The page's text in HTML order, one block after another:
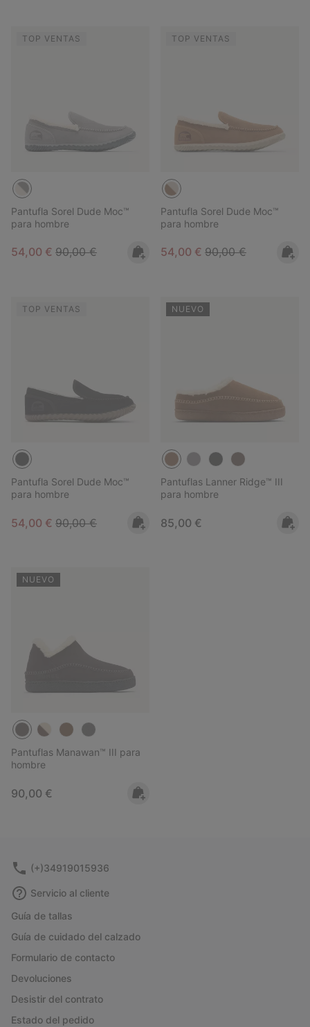
TOP VENTAS
Pantufla Sorel Dude Moc™
para hombre
Sale price:
54,00 € Regular price:
90,00 €
TOP VENTAS
Pantufla Sorel Dude Moc™
para hombre
Sale price:
54,00 € Regular price:
90,00 €
TOP VENTAS
Pantufla Sorel Dude Moc™
para hombre
Sale price:
54,00 € Regular price:
90,00 €
NUEVO
Pantuflas Lanner Ridge™ III
para hombre
Regular price:
85,00 €
NUEVO
Pantuflas Manawan™ III para
hombre
Regular price:
90,00 €
(+)34919015936
Servicio al cliente
Guía de tallas
Guía de cuidado del calzado
Formulario de contacto
Devoluciones
Desistir del contrato
Estado del pedido